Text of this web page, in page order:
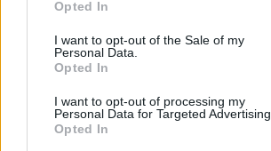
Opted In
I want to opt-out of the Sale of my
Personal Data.
Opted In
I want to opt-out of processing my
Personal Data for Targeted Advertising.
Opted In
Komentuoti po šiuo straipsniu